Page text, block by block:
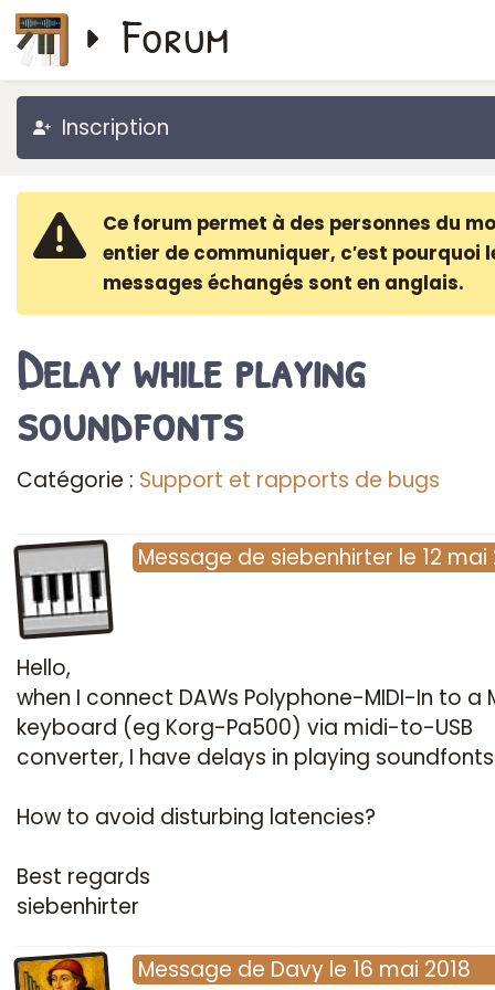
Forum
Inscription
Ce forum permet à des personnes du
entier de communiquer, c′est pourquoi
messages échangés sont en anglais.
Delay while playing
soundfonts
Catégorie : Support et rapports de bugs
Message de siebenhirter le 12 mai
Hello,
when I connect DAWs Polyphone-MIDI-In to a
keyboard (eg Korg-Pa500) via midi-to-USB
converter, I have delays in playing
How to avoid disturbing latencies?
Best regards
siebenhirter
Message de Davy le 16 mai 2018